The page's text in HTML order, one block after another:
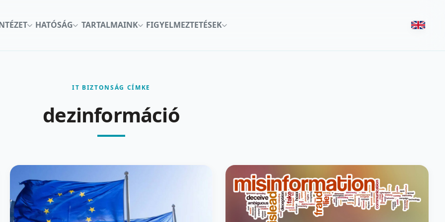
HATÓSÁG TARTALMAINK FIGYELMEZTETÉSEK
IT BIZTONSÁG CÍMKE
dezinformáció